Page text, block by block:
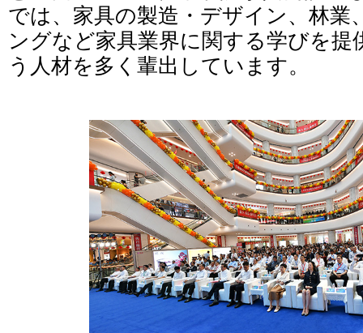
では、家具の製造・デザイン、林業
ングなど家具業界に関する学びを提
う人材を多く輩出しています。